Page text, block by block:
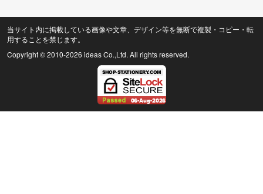
当サイト内に掲載している画像や文章、デザイン等を無断で複製・コピー・転
用することを禁じます。
Copyright © 2010-2026 ideas Co.,Ltd. All rights reserved.